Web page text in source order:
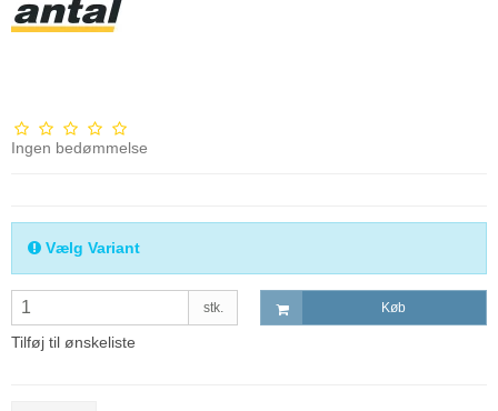
Ingen bedømmelse
Vælg Variant
stk. Køb
Tilføj til ønskeliste